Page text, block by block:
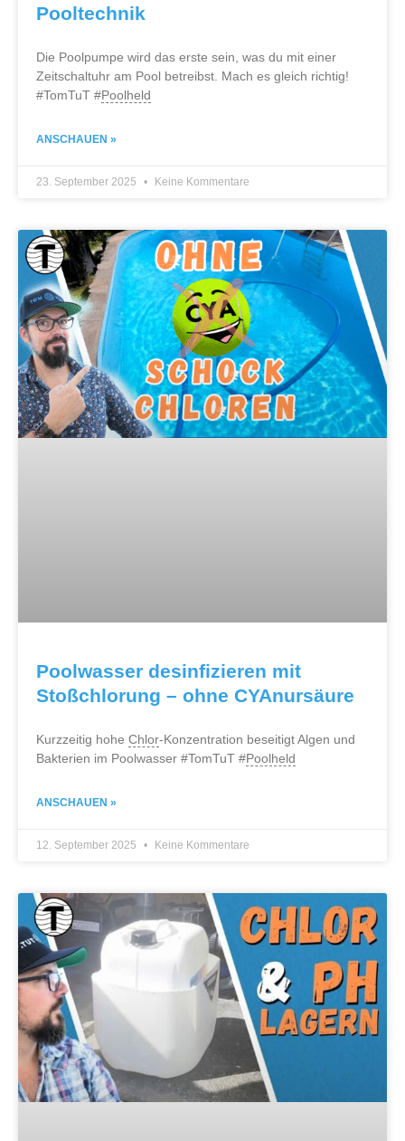
Pooltechnik
Die Poolpumpe wird das erste sein, was du mit einer
Zeitschaltuhr am Pool betreibst. Mach es gleich richtig!
#TomTuT #Poolheld
ANSCHAUEN »
23. September 2025 Keine Kommentare
Poolwasser desinfizieren mit
Stoßchlorung – ohne CYAnursäure
Kurzzeitig hohe Chlor-Konzentration beseitigt Algen und
Bakterien im Poolwasser #TomTuT #Poolheld
ANSCHAUEN »
12. September 2025 Keine Kommentare